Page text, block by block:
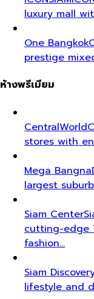
luxury mall
One Bangkok
prestige
ห้างพรีเมียม
CentralWorld
stores with
Mega Bangna
largest
Siam Center
cutting-edge
fashion…
Siam Discovery
lifestyle and